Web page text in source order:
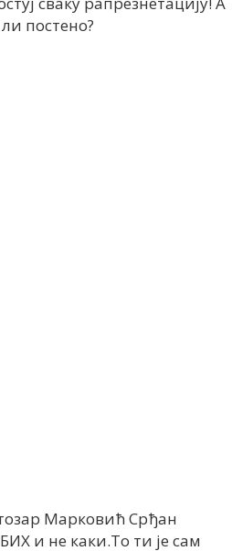
постено?
Марковић Срђан
и не каки.То ти је сам